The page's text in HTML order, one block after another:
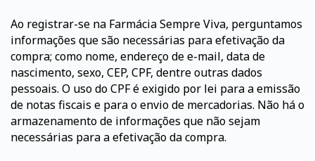
Ao registrar-se na Farmácia Sempre Viva, perguntamos
informações que são necessárias para efetivação da
compra; como nome, endereço de e-mail, data de
nascimento, sexo, CEP, CPF, dentre outras dados
pessoais. O uso do CPF é exigido por lei para a emissão
de notas fiscais e para o envio de mercadorias. Não há o
armazenamento de informações que não sejam
necessárias para a efetivação da compra.